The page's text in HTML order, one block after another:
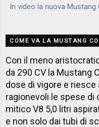
In video la nuova
COME VA LA MUSTANG
Con il meno
da 290 CV la Mustang
dose di vigore e
ragionevoli le spese di
mitico V8 5,0 litri
e non solo dai tubi di